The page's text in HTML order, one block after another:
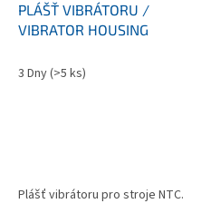
PLÁŠŤ VIBRÁTORU /
VIBRATOR HOUSING
3 Dny(>5 ks)
Plášť vibrátoru pro stroje NTC.